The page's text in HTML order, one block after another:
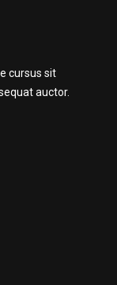
cursus sit
auctor.